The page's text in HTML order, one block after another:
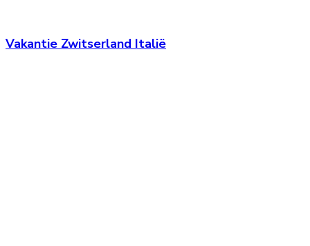
Vakantie Zwitserland Italië